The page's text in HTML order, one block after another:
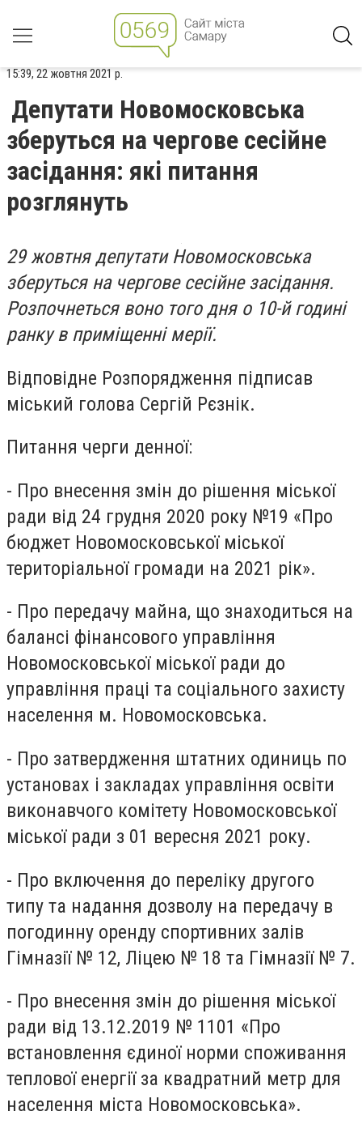
15:39, 22 жовтня 2021 р.
Депутати Новомосковська
зберуться на чергове сесійне
засідання: які питання
розглянуть
29 жовтня депутати Новомосковська
зберуться на чергове сесійне засідання.
Розпочнеться воно того дня о 10-й годині
ранку в приміщенні мерії.
Відповідне Розпорядження підписав
міський голова Сергій Рєзнік.
Питання черги денної:
- Про внесення змін до рішення міської
ради від 24 грудня 2020 року №19 «Про
бюджет Новомосковської міської
територіальної громади на 2021 рік».
- Про передачу майна, що знаходиться на
балансі фінансового управління
Новомосковської міської ради до
управління праці та соціального захисту
населення м. Новомосковська.
- Про затвердження штатних одиниць по
установах і закладах управління освіти
виконавчого комітету Новомосковської
міської ради з 01 вересня 2021 року.
- Про включення до переліку другого
типу та надання дозволу на передачу в
погодинну оренду спортивних залів
Гімназії № 12, Ліцею № 18 та Гімназії № 7.
- Про внесення змін до рішення міської
ради від 13.12.2019 № 1101 «Про
встановлення єдиної норми споживання
теплової енергії за квадратний метр для
населення міста Новомосковська».